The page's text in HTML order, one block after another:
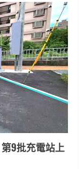
9批充電站上